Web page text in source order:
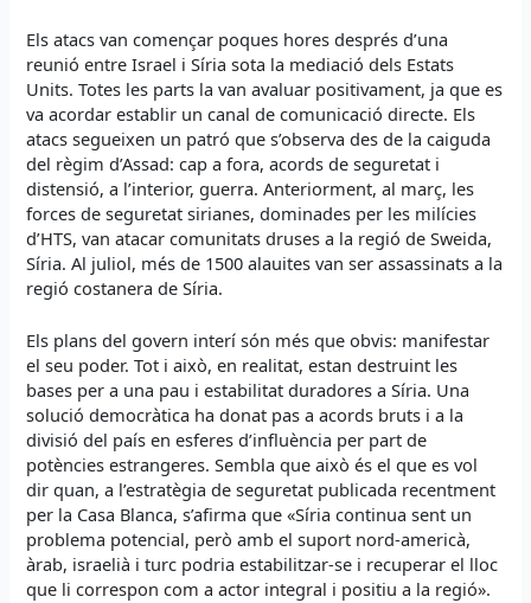
Els atacs van començar poques hores després d’una
reunió entre Israel i Síria sota la mediació dels Estats
Units. Totes les parts la van avaluar positivament, ja que es
va acordar establir un canal de comunicació directe. Els
atacs segueixen un patró que s’observa des de la caiguda
del règim d’Assad: cap a fora, acords de seguretat i
distensió, a l’interior, guerra. Anteriorment, al març, les
forces de seguretat sirianes, dominades per les milícies
d’HTS, van atacar comunitats druses a la regió de Sweida,
Síria. Al juliol, més de 1500 alauites van ser assassinats a la
regió costanera de Síria.
Els plans del govern interí són més que obvis: manifestar
el seu poder. Tot i això, en realitat, estan destruint les
bases per a una pau i estabilitat duradores a Síria. Una
solució democràtica ha donat pas a acords bruts i a la
divisió del país en esferes d’influència per part de
potències estrangeres. Sembla que això és el que es vol
dir quan, a l’estratègia de seguretat publicada recentment
per la Casa Blanca, s’afirma que «Síria continua sent un
problema potencial, però amb el suport nord-americà,
àrab, israelià i turc podria estabilitzar-se i recuperar el lloc
que li correspon com a actor integral i positiu a la regió».